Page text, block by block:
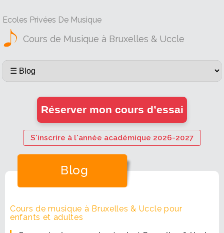
Ecoles Privées De Musique
Cours de Musique à Bruxelles & Uccle
Réserver mon cours d’essai
S'inscrire à l'année académique 2026-2027
Blog
Cours de musique à Bruxelles & Uccle pour
enfants et adultes